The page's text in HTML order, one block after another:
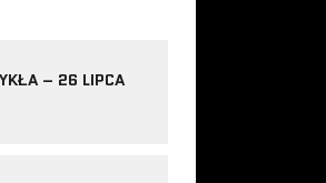
– 26 LIPCA